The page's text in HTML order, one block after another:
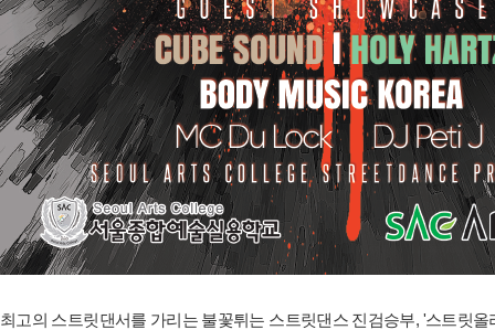
최고의 스트릿댄서를 가리는 불꽃튀는 스트릿댄스 진검승부, '스트릿올